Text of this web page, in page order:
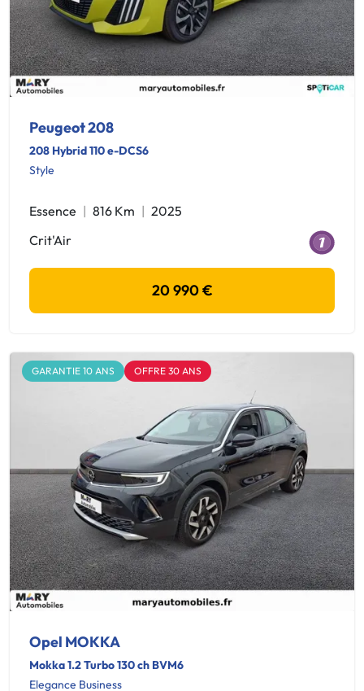
Peugeot 208
208 Hybrid 110 e-DCS6
Style
Essence 816 Km
2025
Crit'Air
20 990 €
GARANTIE 10 ANS OFFRE 30 ANS
Opel MOKKA
Mokka 1.2 Turbo 130 ch BVM6
Elegance Business